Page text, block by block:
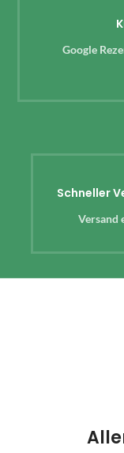
Google
Schneller
Versand